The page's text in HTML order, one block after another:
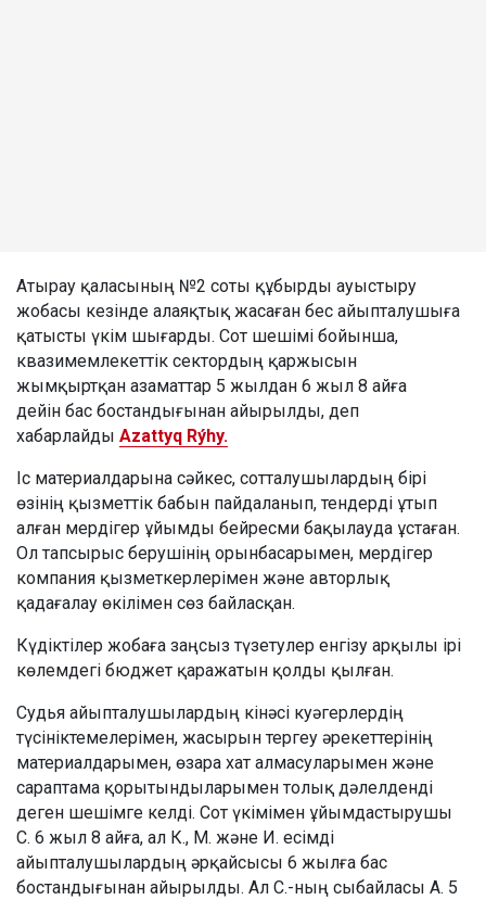
Атырау қаласының №2 соты құбырды ауыстыру
жобасы кезінде алаяқтық жасаған бес айыпталушыға
қатысты үкім шығарды. Сот шешімі бойынша,
квазимемлекеттік сектордың қаржысын
жымқыртқан азаматтар 5 жылдан 6 жыл 8 айға
дейін бас бостандығынан айырылды, деп
хабарлайды Azattyq Rýhy.
Іс материалдарына сәйкес, сотталушылардың бірі
өзінің қызметтік бабын пайдаланып, тендерді ұтып
алған мердігер ұйымды бейресми бақылауда ұстаған.
Ол тапсырыс берушінің орынбасарымен, мердігер
компания қызметкерлерімен және авторлық
қадағалау өкілімен сөз байласқан.
Күдіктілер жобаға заңсыз түзетулер енгізу арқылы ірі
көлемдегі бюджет қаражатын қолды қылған.
Судья айыпталушылардың кінәсі куәгерлердің
түсініктемелерімен, жасырын тергеу әрекеттерінің
материалдарымен, өзара хат алмасуларымен және
сараптама қорытындыларымен толық дәлелденді
деген шешімге келді. Сот үкімімен ұйымдастырушы
С. 6 жыл 8 айға, ал К., М. және И. есімді
айыпталушылардың әрқайсысы 6 жылға бас
бостандығынан айырылды. Ал С.-ның сыбайласы А. 5